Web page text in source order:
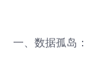
一、数据孤岛